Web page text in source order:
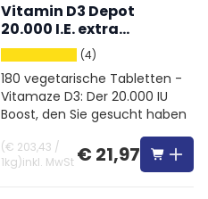
Vitamin D3 Depot
20.000 I.E. extra
hochdosiert
(4)
180 vegetarische Tabletten -
Vitamaze D3: Der 20.000 IU
Boost, den Sie gesucht haben
(€ 203,43 /
1kg)inkl. MwSt € 21,97